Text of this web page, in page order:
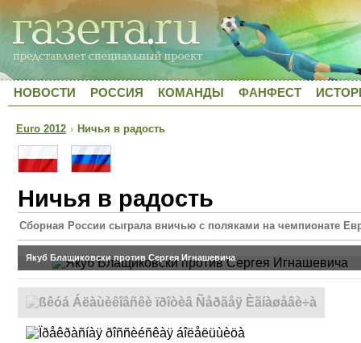
НОВОСТИ РОССИЯ КОМАНДЫ ФАНФЕСТ
Euro 2012 › Ничья в радость
Ничья в радость
Сборная России сыграла вничью с поляками на чемпионате
Якуб Блащиковски против Сергея Игнашевича